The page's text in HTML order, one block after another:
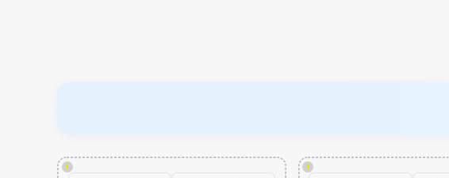
!
!